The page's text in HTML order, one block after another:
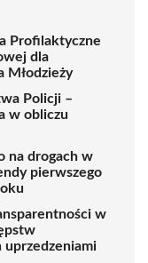
Profilaktyczne
dla
Młodzieży
Policji –
w obliczu
na drogach w
pierwszego
w